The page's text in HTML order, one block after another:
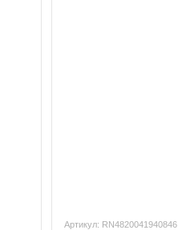
Артикул: RN4820041940846